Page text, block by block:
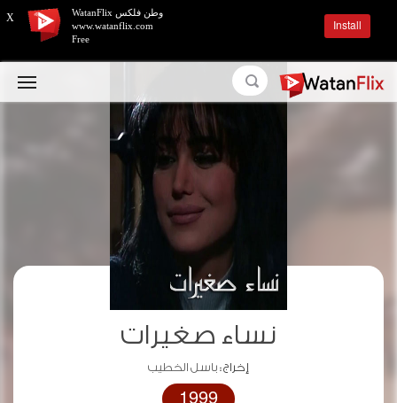
نساء صغيرات
إخراج :باسل الخطيب
X
وطن فلكس WatanFlix
www.watanflix.com
Free
Install